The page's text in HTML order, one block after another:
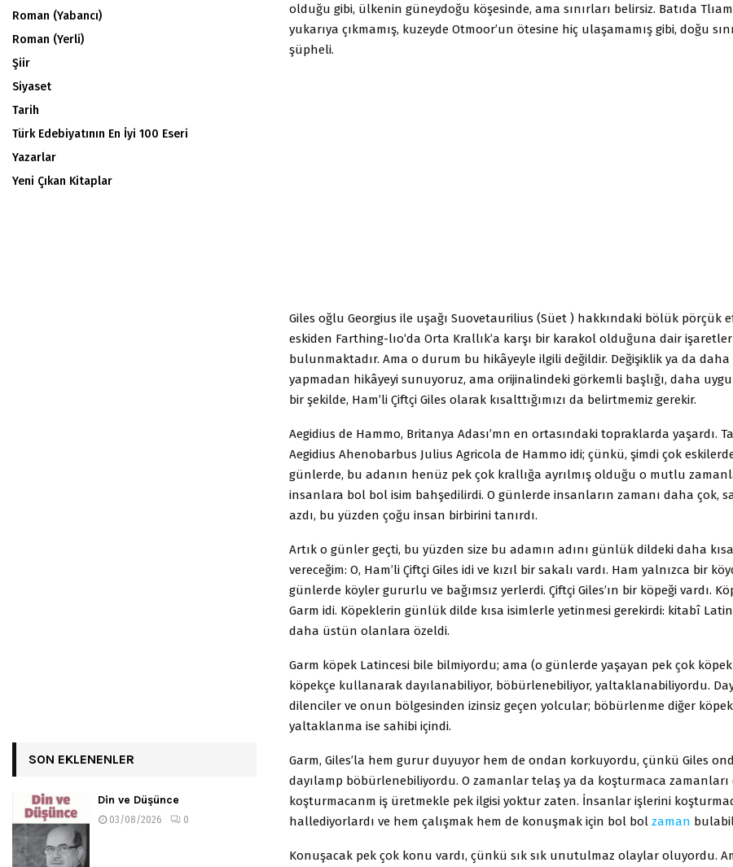
olduğu gibi, ülkenin güneydoğu köşesinde, ama sınırları belirsiz. Batıda
yukarıya çıkmamış, kuzeyde Otmoor’un ötesine hiç ulaşamamış gibi, doğu
şüpheli.
Giles oğlu Georgius ile uşağı Suovetaurilius (Süet ) hakkındaki bölük pörçük
eskiden Farthing-lıo’da Orta Krallık’a karşı bir karakol olduğuna dair işaretler
bulunmaktadır. Ama o durum bu hikâyeyle ilgili değildir. Değişiklik ya da
yapmadan hikâyeyi sunuyoruz, ama orijinalindeki görkemli başlığı, daha
bir şekilde, Ham’li Çiftçi Giles olarak kısalttığımızı da belirtmemiz gerekir.
Aegidius de Hammo, Britanya Adası’mn en ortasındaki topraklarda yaşardı.
Aegidius Ahenobarbus Julius Agricola de Hammo idi; çünkü, şimdi çok
günlerde, bu adanın henüz pek çok krallığa ayrılmış olduğu o mutlu
insanlara bol bol isim bahşedilirdi. O günlerde insanların zamanı daha çok,
azdı, bu yüzden çoğu insan birbirini tanırdı.
Artık o günler geçti, bu yüzden size bu adamın adını günlük dildeki daha
vereceğim: O, Ham’li Çiftçi Giles idi ve kızıl bir sakalı vardı. Ham yalnızca bir
günlerde köyler gururlu ve bağımsız yerlerdi. Çiftçi Giles’ın bir köpeği vardı.
Garm idi. Köpeklerin günlük dilde kısa isimlerle yetinmesi gerekirdi: kitabî
daha üstün olanlara özeldi.
Garm köpek Latincesi bile bilmiyordu; ama (o günlerde yaşayan pek çok
köpekçe kullanarak dayılanabiliyor, böbürlenebiliyor, yaltaklanabiliyordu.
dilenciler ve onun bölgesinden izinsiz geçen yolcular; böbürlenme diğer
yaltaklanma ise sahibi içindi.
Garm, Giles’la hem gurur duyuyor hem de ondan korkuyordu, çünkü Giles
dayılamp böbürlenebiliyordu. O zamanlar telaş ya da koşturmaca zamanları
koşturmacanm iş üretmekle pek ilgisi yoktur zaten. İnsanlar işlerini
hallediyorlardı ve hem çalışmak hem de konuşmak için bol bol zaman
Konuşacak pek çok konu vardı, çünkü sık sık unutulmaz olaylar oluyordu.
Roman (Yabancı)
Roman (Yerli)
Şiir
Siyaset
Tarih
Türk Edebiyatının En İyi 100 Eseri
Yazarlar
Yeni Çıkan Kitaplar
SON EKLENENLER
Din ve Düşünce
03/08/2026 0